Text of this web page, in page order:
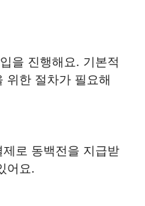
을 진행해요. 기본적
위한 절차가 필요해
로 동백전을 지급받
어요.